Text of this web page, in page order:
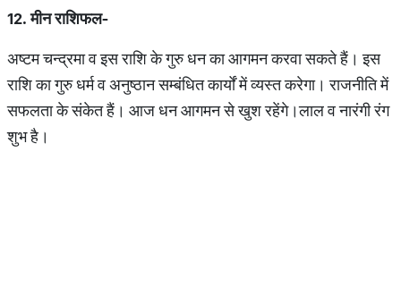
12. मीन राशिफल-
अष्टम चन्द्रमा व इस राशि के गुरु धन का आगमन करवा सकते हैं। इस
राशि का गुरु धर्म व अनुष्ठान सम्बंधित कार्यों में व्यस्त करेगा। राजनीति में
सफलता के संकेत हैं। आज धन आगमन से खुश रहेंगे।लाल व नारंगी रंग
शुभ है।